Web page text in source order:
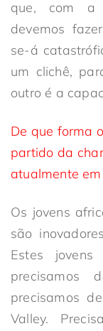
que, com a
devemos
se-á
um clichê,
outro é a
De que forma
partido da
atualmente em
Os jovens
são
Estes
precisamos
precisamos
Valley.